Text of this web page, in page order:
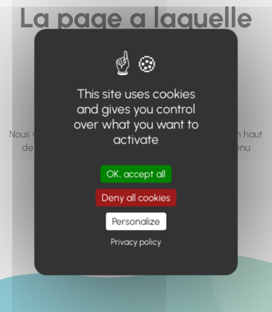
La page a laquelle
vous cherchez à
accéder n'existe
pas... ou plus.
Nous vous invitons à utiliser le moteur de recherche en haut
de page, ou à utiliser le menu pour trouver le contenu
Retour à l'accueil
This site uses cookies
and gives you control
over what you want to
activate
OK, accept all
Deny all cookies
Personalize
Privacy policy